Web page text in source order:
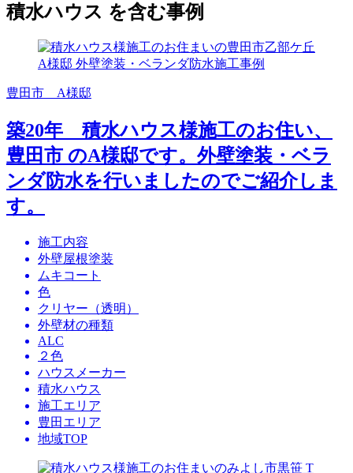
積水ハウス を含む事例
豊田市 A様邸
築20年 積水ハウス様施工のお住い、
豊田市 のA様邸です。外壁塗装・ベラ
ンダ防水を行いましたのでご紹介しま
す。
施工内容
外壁屋根塗装
ムキコート
色
クリヤー（透明）
外壁材の種類
ALC
２色
ハウスメーカー
積水ハウス
施工エリア
豊田エリア
地域TOP